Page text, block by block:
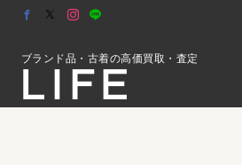
ブランド品・古着の高価買取・査定